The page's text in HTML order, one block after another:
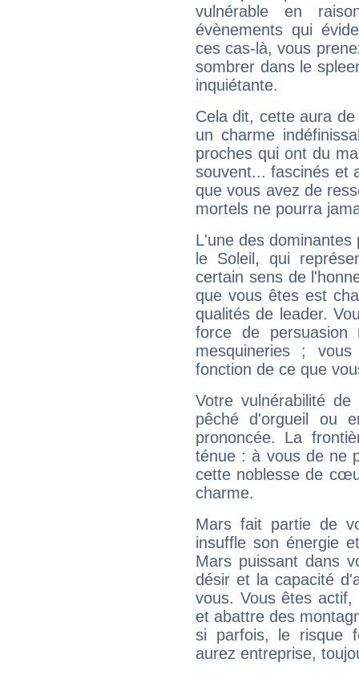
vulnérable en
évènements qui
ces cas-là, vous
sombrer dans le
inquiétante.
Cela dit, cette aura
un charme
proches qui ont du
souvent... fascinés et
que vous avez de
mortels ne pourra
L'une des
le Soleil, qui
certain sens de
que vous êtes est
qualités de leader.
force de
mesquineries ;
fonction de ce que
Votre vulnérabilité
pêché d'orgueil ou
prononcée. La
ténue : à vous de ne
cette noblesse de
charme.
Mars fait partie de
insuffle son énergie
Mars puissant dans
désir et la capacité
vous. Vous êtes
et abattre des
si parfois, le risque
aurez entreprise,